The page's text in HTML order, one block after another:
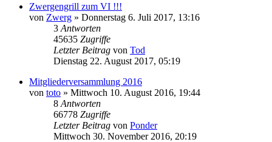
Zwergengrill zum VI !!!
von Zwerg » Donnerstag 6. Juli 2017, 13:16
3 Antworten
45635 Zugriffe
Letzter Beitrag von Tod
Dienstag 22. August 2017, 05:19
Mitgliederversammlung 2016
von toto » Mittwoch 10. August 2016, 19:44
8 Antworten
66778 Zugriffe
Letzter Beitrag von Ponder
Mittwoch 30. November 2016, 20:19